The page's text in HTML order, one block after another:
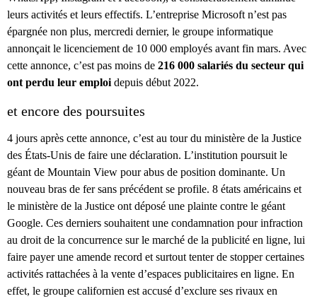
leurs activités et leurs effectifs. L’entreprise Microsoft n’est pas
épargnée non plus, mercredi dernier, le groupe informatique
annonçait le licenciement de 10 000 employés avant fin mars. Avec
cette annonce, c’est pas moins de 216 000 salariés du secteur qui
ont perdu leur emploi depuis début 2022.
et encore des poursuites
4 jours après cette annonce, c’est au tour du ministère de la Justice
des États-Unis de faire une déclaration. L’institution poursuit le
géant de Mountain View pour abus de position dominante. Un
nouveau bras de fer sans précédent se profile. 8 états américains et
le ministère de la Justice ont déposé une plainte contre le géant
Google. Ces derniers souhaitent une condamnation pour infraction
au droit de la concurrence sur le marché de la publicité en ligne, lui
faire payer une amende record et surtout tenter de stopper certaines
activités rattachées à la vente d’espaces publicitaires en ligne. En
effet, le groupe californien est accusé d’exclure ses rivaux en